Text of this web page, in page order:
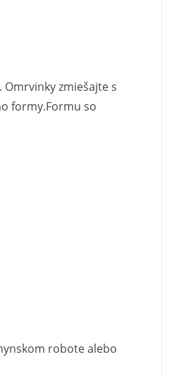
zmiešajte s
formy.Formu so
robote alebo